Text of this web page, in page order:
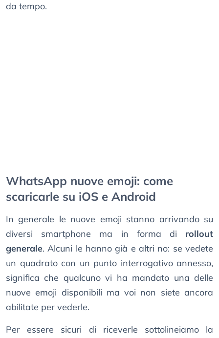
da tempo.
WhatsApp nuove emoji: come
scaricarle su iOS e Android
In generale le nuove emoji stanno arrivando su
diversi smartphone ma in forma di rollout
generale. Alcuni le hanno già e altri no: se vedete
un quadrato con un punto interrogativo annesso,
significa che qualcuno vi ha mandato una delle
nuove emoji disponibili ma voi non siete ancora
abilitate per vederle.
Per essere sicuri di riceverle sottolineiamo la